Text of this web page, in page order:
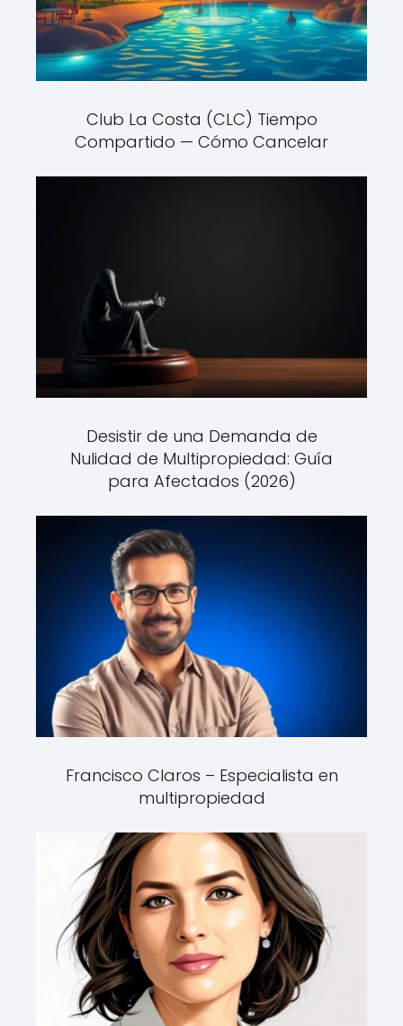
Club La Costa (CLC) Tiempo
Compartido — Cómo Cancelar
Desistir de una Demanda de
Nulidad de Multipropiedad: Guía
para Afectados (2026)
Francisco Claros – Especialista en
multipropiedad